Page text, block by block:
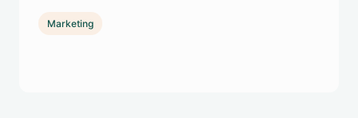
Marketing